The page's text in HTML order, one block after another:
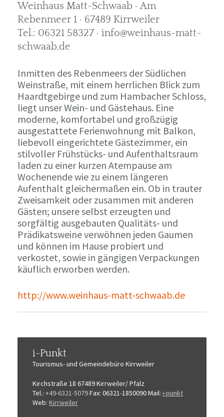
Weinhaus Matt-Schwaab · Am
Rebenmeer 1 · 67489 Kirrweiler
Tel.: 06321 58327 · info@weinhaus-matt-
schwaab.de
Inmitten des Rebenmeers der Südlichen
Weinstraße, mit einem herrlichen Blick zum
Haardtgebirge und zum Hambacher Schloss,
liegt unser Wein- und Gästehaus. Eine
moderne, komfortabel und großzügig
ausgestattete Ferienwohnung mit Balkon,
liebevoll eingerichtete Gästezimmer, ein
stilvoller Frühstücks- und Aufenthaltsraum
laden zu einer kurzen Atempause am
Wochenende wie zu einem längeren
Aufenthalt gleichermaßen ein. Ob in trauter
Zweisamkeit oder zusammen mit anderen
Gästen; unsere selbst erzeugten und
sorgfältig ausgebauten Qualitäts- und
Prädikatsweine verwöhnen jeden Gaumen
und können im Hause probiert und
verkostet, sowie in gängigen Verpackungen
käuflich erworben werden.
http://www.weinhaus-matt-schwaab.de
i-Punkt
Tourismus-und Gemeindebüro Kirrweiler
Kirchstraße 18 67489 Kirrweiler/ Pfalz
Tel.: +49-6321-5079Fax: 06321-1850090Mail: i-punkt
Web: Kirrweiler